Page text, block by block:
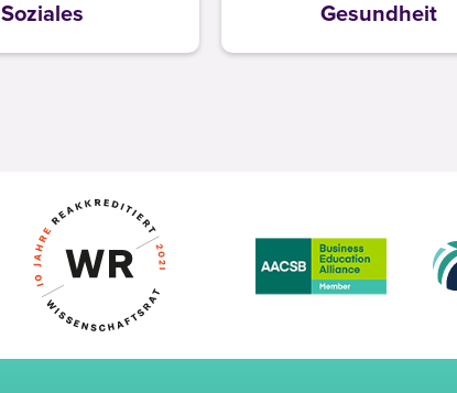
Soziales Gesundheit